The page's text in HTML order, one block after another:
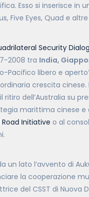
Esso si inserisce in
Five Eyes, Quad e
Security
2008 tra India,
Pacifico libero e
crescita
ritiro dell’Australia su
marittima cinese e
Initiative o al
un lato l’avvento di
la cooperazione
del CSST di Nuova